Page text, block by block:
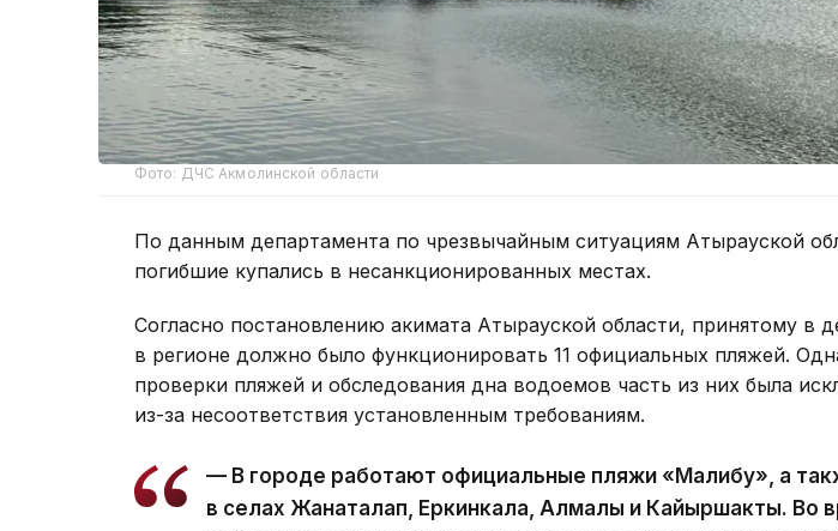
Фото: ДЧС Акмолинской области
По данным департамента по чрезвычайным ситуациям Атырауской
погибшие купались в несанкционированных местах.
Согласно постановлению акимата Атырауской области, принятому в
в регионе должно было функционировать 11 официальных пляжей.
проверки пляжей и обследования дна водоемов часть из них была
из-за несоответствия установленным требованиям.
— В городе работают официальные пляжи «Малибу», а
в селах Жанаталап, Еркинкала, Алмалы и Кайыршакты. Во